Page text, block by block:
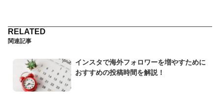
関連記事
インスタで海外フォロワーを増やすために
おすすめの投稿時間を解説！